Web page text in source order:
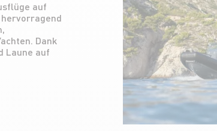
auf
Dank
Laune auf